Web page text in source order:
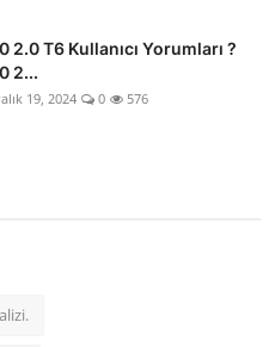
2.0 T6 Kullanıcı Yorumları ?
2...
19, 2024 0 576